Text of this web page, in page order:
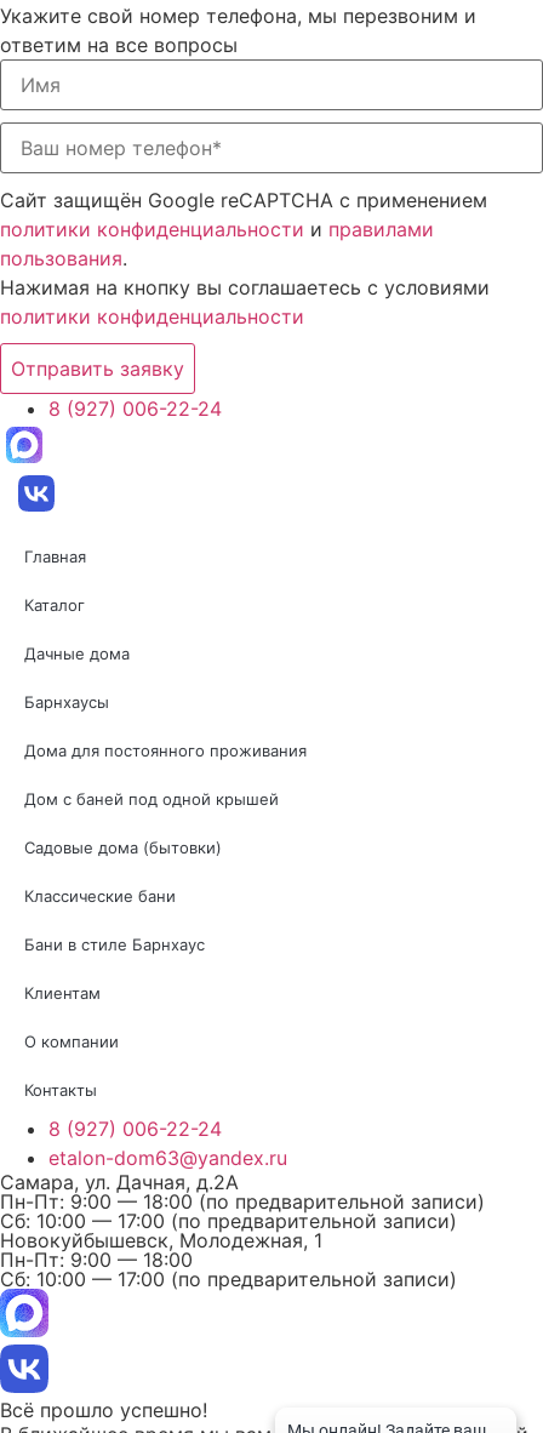
Укажите свой номер телефона, мы перезвоним и
ответим на все вопросы
Сайт защищён Google reCAPTCHA с применением
политики конфиденциальности и правилами
пользования.
Нажимая на кнопку вы соглашаетесь с условиями
политики конфиденциальности
Отправить заявку
8 (927) 006-22-24
Главная
Каталог
Дачные дома
Барнхаусы
Дома для постоянного проживания
Дом с баней под одной крышей
Садовые дома (бытовки)
Классические бани
Бани в стиле Барнхаус
Клиентам
О компании
Контакты
8 (927) 006-22-24
etalon-dom63@yandex.ru
Самара, ул. Дачная, д.2А
Пн-Пт: 9:00 — 18:00 (по предварительной записи)
Сб: 10:00 — 17:00 (по предварительной записи)
Новокуйбышевск, Молодежная, 1
Пн-Пт: 9:00 — 18:00
Сб: 10:00 — 17:00 (по предварительной записи)
Всё прошло успешно!